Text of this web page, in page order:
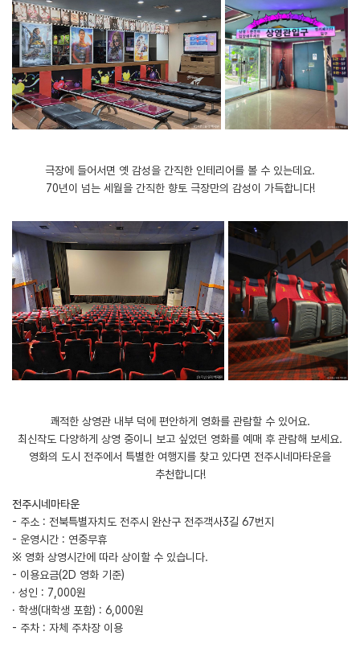
극장에 들어서면 옛 감성을 간직한 인테리어를 볼 수 있는데요.
70년이 넘는 세월을 간직한 향토 극장만의 감성이 가득합니다!
쾌적한 상영관 내부 덕에 편안하게 영화를 관람할 수 있어요.
최신작도 다양하게 상영 중이니 보고 싶었던 영화를 예매 후 관람해 보세요.
​영화의 도시 전주에서 특별한 여행지를 찾고 있다면 전주시네마타운을
추천합니다!
전주시네마타운
- 주소 : 전북특별자치도 전주시 완산구 전주객사3길 67번지
- 운영시간 : 연중무휴
※ 영화 상영시간에 따라 상이할 수 있습니다.
- 이용요금(2D 영화 기준)
· 성인 : 7,000원
· 학생(대학생 포함) : 6,000원
- 주차 : 자체 주차장 이용